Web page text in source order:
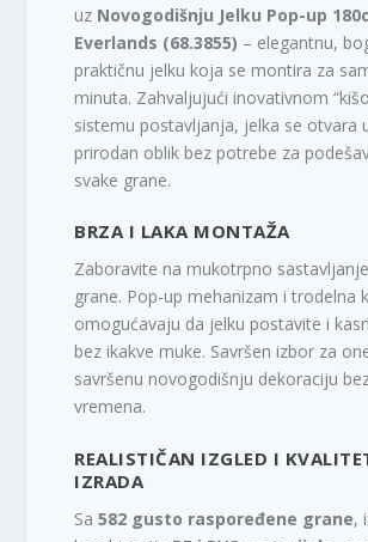
uz Novogodišnju Jelku Pop-up
Everlands (68.3855) – elegantnu,
praktičnu jelku koja se montira za
minuta. Zahvaljujući inovativnom
sistemu postavljanja, jelka se otvara
prirodan oblik bez potrebe za
svake grane.
BRZA I LAKA MONTAŽA
Zaboravite na mukotrpno
grane. Pop-up mehanizam i trodelna
omogućavaju da jelku postavite i
bez ikakve muke. Savršen izbor za
savršenu novogodišnju dekoraciju
vremena.
REALISTIČAN IZGLED I
IZRADA
Sa582 gusto raspoređene grane,